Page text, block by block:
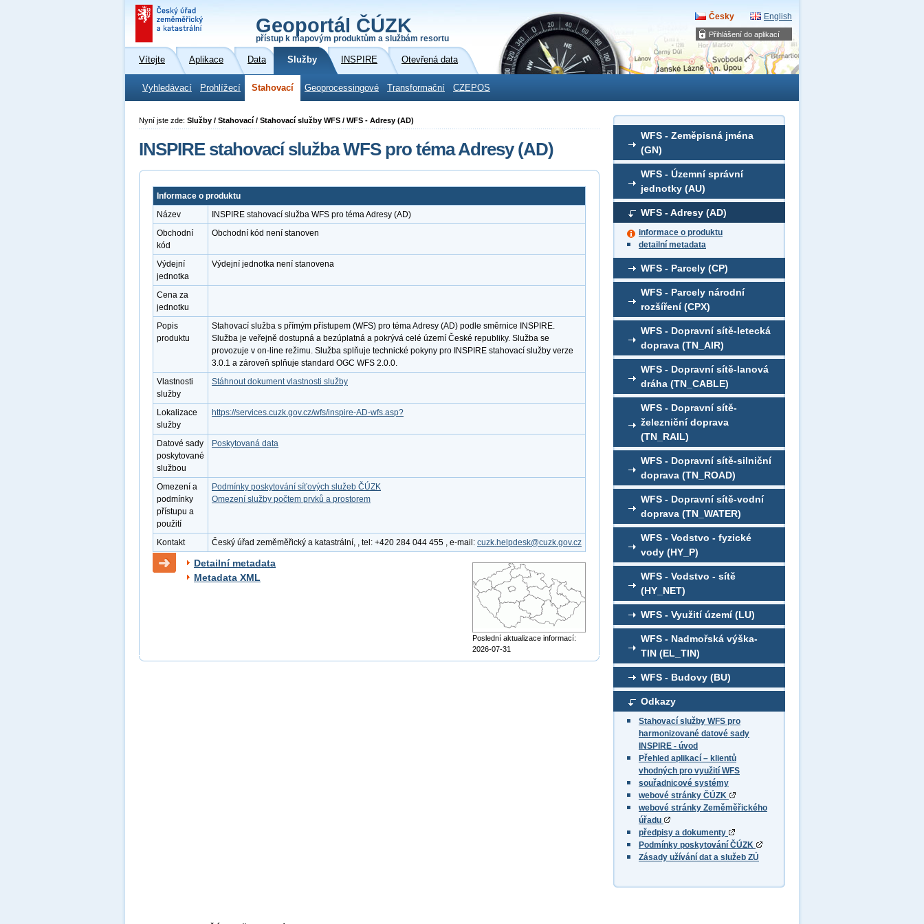
Přihlášení do aplikací
Geoportál ČÚZK
přístup k mapovým produktům a službám resortu
Česky English
Vítejte Aplikace Data Služby INSPIRE Otevřená data
Vyhledávací Prohlížecí Stahovací Geoprocessingové Transformační CZEPOS
WFS - Zeměpisná jména
(GN)
WFS - Územní správní
jednotky (AU)
WFS - Adresy (AD)
informace o produktu
detailní metadata
WFS - Parcely (CP)
WFS - Parcely národní
rozšíření (CPX)
WFS - Dopravní sítě-letecká
doprava (TN_AIR)
WFS - Dopravní sítě-lanová
dráha (TN_CABLE)
WFS - Dopravní sítě-
železniční doprava
(TN_RAIL)
WFS - Dopravní sítě-silniční
doprava (TN_ROAD)
WFS - Dopravní sítě-vodní
doprava (TN_WATER)
WFS - Vodstvo - fyzické
vody (HY_P)
WFS - Vodstvo - sítě
(HY_NET)
WFS - Využití území (LU)
WFS - Nadmořská výška-
TIN (EL_TIN)
WFS - Budovy (BU)
Odkazy
Stahovací služby WFS pro
harmonizované datové sady
INSPIRE - úvod
Přehled aplikací – klientů
vhodných pro využití WFS
souřadnicové systémy
webové stránky ČÚZK
webové stránky Zeměměřického
úřadu
předpisy a dokumenty
Podmínky poskytování ČÚZK
Zásady užívání dat a služeb ZÚ
Nyní jste zde: Služby / Stahovací / Stahovací služby WFS / WFS - Adresy (AD)
INSPIRE stahovací služba WFS pro téma Adresy (AD)
Informace o produktu
Název
INSPIRE stahovací služba WFS pro téma Adresy (AD)
Obchodní
kód
Obchodní kód není stanoven
Výdejní
jednotka
Výdejní jednotka není stanovena
Cena za
jednotku
Popis
produktu
Stahovací služba s přímým přístupem (WFS) pro téma Adresy (AD) podle směrnice INSPIRE.
Služba je veřejně dostupná a bezúplatná a pokrývá celé území České republiky. Služba se
provozuje v on-line režimu. Služba splňuje technické pokyny pro INSPIRE stahovací služby verze
3.0.1 a zároveň splňuje standard OGC WFS 2.0.0.
Vlastnosti
služby
Stáhnout dokument vlastnosti služby
Lokalizace
služby
https://services.cuzk.gov.cz/wfs/inspire-AD-wfs.asp?
Datové sady
poskytované
službou
Poskytovaná data
Omezení a
podmínky
přístupu a
použití
Podmínky poskytování síťových služeb ČÚZK
Omezení služby počtem prvků a prostorem
Kontakt Český úřad zeměměřický a katastrální, , tel: +420 284 044 455 , e-mail: cuzk.helpdesk@cuzk.gov.cz
Detailní metadata
Metadata XML
Poslední aktualizace informací:
2026-07-31